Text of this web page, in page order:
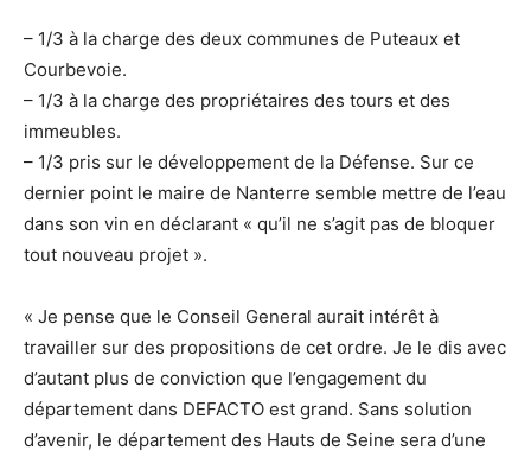
– 1/3 à la charge des deux communes de Puteaux et
Courbevoie.
– 1/3 à la charge des propriétaires des tours et des
immeubles.
– 1/3 pris sur le développement de la Défense. Sur ce
dernier point le maire de Nanterre semble mettre de l’eau
dans son vin en déclarant « qu’il ne s’agit pas de bloquer
tout nouveau projet ».
« Je pense que le Conseil General aurait intérêt à
travailler sur des propositions de cet ordre. Je le dis avec
d’autant plus de conviction que l’engagement du
département dans DEFACTO est grand. Sans solution
d’avenir, le département des Hauts de Seine sera d’une